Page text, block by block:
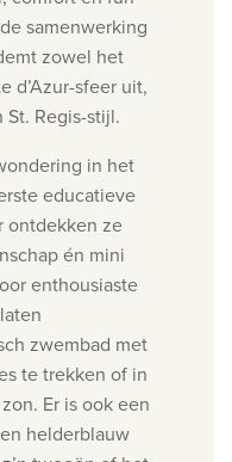
samenwerking
zowel het
d’Azur-sfeer uit,
Regis-stijl.
in het
educatieve
ontdekken ze
én mini
enthousiaste
zwembad met
te trekken of in
Er is ook een
helderblauw